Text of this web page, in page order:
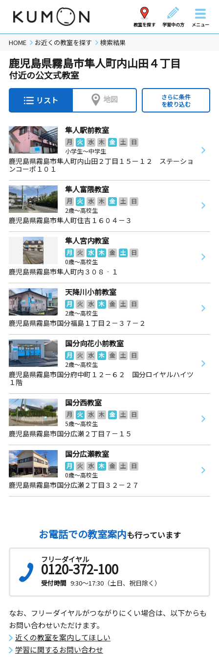
教室を探す 学習中の方 メニュー
HOME お近くの教室を探す 検索結果
鹿児島県霧島市隼人町内山田４丁目
付近の公文式教室
リスト 地図
さらに条件
を絞り込む
隼人駅前教室
月 火 水 木 金 土
日
小学生～中学生
鹿児島県霧島市隼人町内山田２丁目１５ー１２ ステーショ
ンコーポ１０１
隼人富隈教室
月 火 水 木 金 土
日
2歳～高校生
鹿児島県霧島市隼人町住吉１６０４－３
隼人宮内教室
月 火 水 木 金 土
日
0歳～高校生
鹿児島県霧島市隼人町内３０８‐１
天降川小前教室
月 火 水 木 金 土
日
2歳～高校生
鹿児島県霧島市国分福島１丁目２－３７－２
国分向花小前教室
月 火 水 木 金 土
日
2歳～高校生
鹿児島県霧島市国分府中町１２－６２ 国分ロイヤルハイツ
１階
国分西教室
月 火 水 木 金 土
日
5歳～高校生
鹿児島県霧島市国分広瀬２丁目７－１５
国分広瀬教室
月 火 水 木 金 土
日
0歳～高校生
鹿児島県霧島市国分広瀬２丁目３２－２７
お電話での教室案内も行っています
フリーダイヤル
0120-372-100
受付時間 9:30～17:30（土日、祝日除く）
なお、フリーダイヤルがつながりにくい場合は、以下からも
お問い合わせいただけます。
近くの教室を案内してほしい
学習に関するお問い合わせ